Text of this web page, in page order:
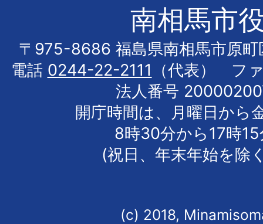
南相馬市
〒975-8686 福島県南相馬市原町
電話 0244-22-2111
（代表） フ
法人番号
開庁時間は、月曜日から
8時30分から17時
(祝日、年末年始を除
(c) 2018,